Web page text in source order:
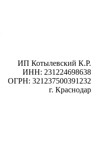
ИП Котылевский К.Р.
ИНН: 231224698638
ОГРН: 321237500391232
г. Краснодар